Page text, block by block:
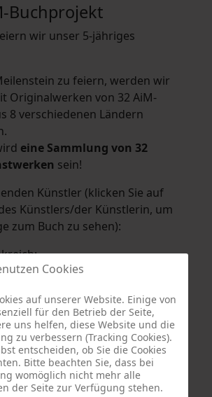
Buchprojekt
wir unser 5-jähriges
zu feiern, werden wir
Originalwerken von 32 AiM-
8 verschiedenen Ländern
eine Sammlung von 32
sein!
Künstler (klicken Sie auf
Künstlers/der Künstlerin, um
zum Buch zu sehen):
,Didier Bonnot
.
,Natalia Dik,Elise
undHenny Schaapman
,Andrea Jungnitsch,
Cookies
auf unserer Website. Einige von
für den Betrieb der Seite,
uns helfen, diese Website und die
zu verbessern (Tracking Cookies).
entscheiden, ob Sie die Cookies
Bitte beachten Sie, dass bei
womöglich nicht mehr alle
der Seite zur Verfügung stehen.